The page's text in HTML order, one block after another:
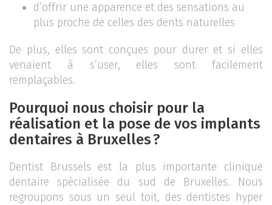
d’offrir une apparence et des sensations au
plus proche de celles des dents naturelles
De plus, elles sont conçues pour durer et si elles
venaient à s’user, elles sont facilement
remplaçables.
Pourquoi nous choisir pour la
réalisation et la pose de vos implants
dentaires à Bruxelles ?
Dentist Brussels est la plus importante clinique
dentaire spécialisée du sud de Bruxelles. Nous
regroupons sous un seul toit, des dentistes hyper